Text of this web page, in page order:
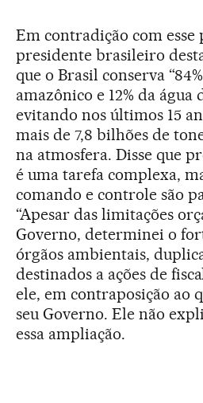
Em contradição com esse
presidente brasileiro
que o Brasil conserva
amazônico e 12% da água
evitando nos últimos 15
mais de 7,8 bilhões de
na atmosfera. Disse que
é uma tarefa complexa,
comando e controle são
“Apesar das limitações
Governo, determinei o
órgãos ambientais,
destinados a ações de
ele, em contraposição ao
seu Governo. Ele não
essa ampliação.